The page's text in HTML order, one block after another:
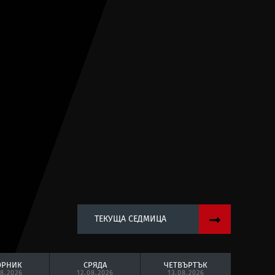
ТЕКУЩА СЕДМИЦА
СРЯДА
12.08.2026
ЧЕТВЪРТЪК
13.08.2026